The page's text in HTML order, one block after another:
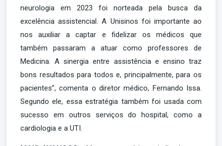
neurologia em 2023 foi norteada pela busca da
excelência assistencial. A Unisinos foi importante ao
nos auxiliar a captar e fidelizar os médicos que
também passaram a atuar como professores de
Medicina. A sinergia entre assistência e ensino traz
bons resultados para todos e, principalmente, para os
pacientes”, comenta o diretor médico, Fernando Issa.
Segundo ele, essa estratégia também foi usada com
sucesso em outros serviços do hospital, como a
cardiologia e a UTI.